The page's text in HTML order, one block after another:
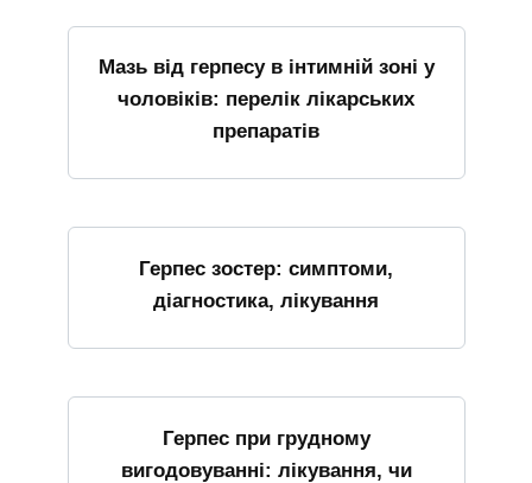
Мазь від герпесу в інтимній зоні у
чоловіків: перелік лікарських
препаратів
Герпес зостер: симптоми,
діагностика, лікування
Герпес при грудному
вигодовуванні: лікування, чи